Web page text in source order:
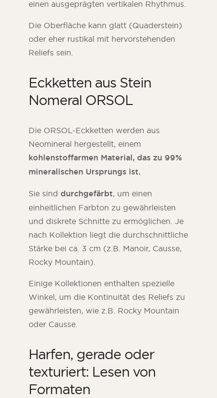
einen ausgeprägten vertikalen Rhythmus.
Die Oberfläche kann glatt (Quaderstein)
oder eher rustikal mit hervorstehenden
Reliefs sein.
Eckketten aus Stein
Nomeral ORSOL
Die ORSOL-Eckketten werden aus
Neomineral hergestellt, einem
kohlenstoffarmen Material, das zu 99%
mineralischen Ursprungs ist.
Sie sind durchgefärbt, um einen
einheitlichen Farbton zu gewährleisten
und diskrete Schnitte zu ermöglichen. Je
nach Kollektion liegt die durchschnittliche
Stärke bei ca. 3 cm (z.B. Manoir, Causse,
Rocky Mountain).
Einige Kollektionen enthalten spezielle
Winkel, um die Kontinuität des Reliefs zu
gewährleisten, wie z.B. Rocky Mountain
oder Causse.
Harfen, gerade oder
texturiert: Lesen von
Formaten